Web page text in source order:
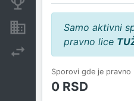
Konkurentske kompanije
Nekretnine i imovina
Samo aktivni
pravno lice
Sporovi gde je pravno
0 RSD